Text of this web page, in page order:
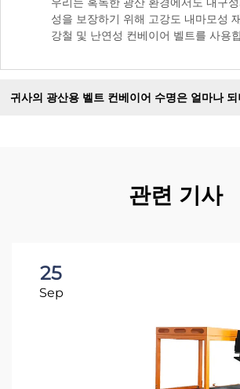
성을 보장하기 위해 고강도 내마모성
강철 및 난연성 컨베이어 벨트를 사용
귀사의 광산용 벨트 컨베이어 수명은 얼마나
관련 기사
25
Sep